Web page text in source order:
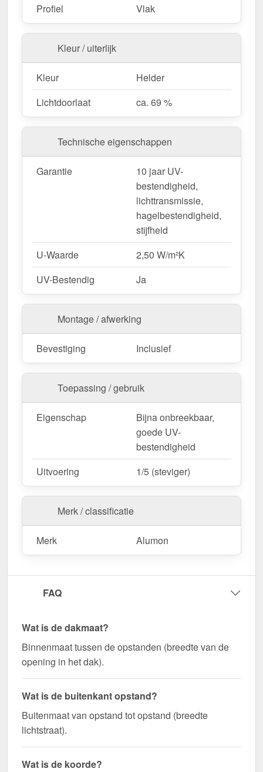
Fietsenstallingen & tuinconstructies
duurzaam.
Bestel nu uw Alumon lichtstraat | Type 1/5 –
Inclusief bevestiging en met 10 jaar UV-
bestendigheid, lichttransmissie,
hagelbestendigheid, stijfheid garantie!
Licht, sterk & duurzaam – perfect voor elk project!
Opgelet:Kopschotten optioneel te bestellen.
Wegens maatwerk / customisatie van herroepingsrecht uitgezonderd
Profiel Vlak
Kleur / uiterlijk
Kleur
Helder
Lichtdoorlaat
ca. 69 %
Technische eigenschappen
Garantie
10 jaar UV-
bestendigheid,
lichttransmissie,
hagelbestendigheid,
stijfheid
U-Waarde
2,50 W/m²K
UV-Bestendig
Ja
Montage / afwerking
Bevestiging Inclusief
Toepassing / gebruik
Eigenschap
Bijna onbreekbaar,
goede UV-
bestendigheid
Uitvoering
1/5 (steviger)
Merk / classificatie
Merk Alumon
FAQ
Wat is de dakmaat?
Binnenmaat tussen de opstanden (breedte van de
opening in het dak).
Wat is de buitenkant opstand?
Buitenmaat van opstand tot opstand (breedte
lichtstraat).
Wat is de koorde?